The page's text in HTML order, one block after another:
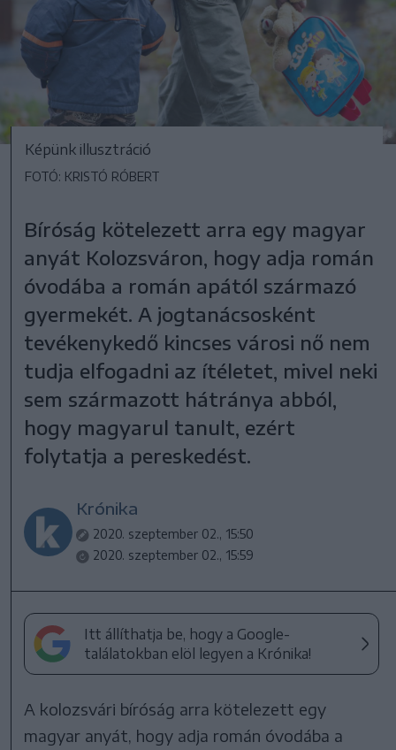
Képünk illusztráció
FOTÓ: KRISTÓ RÓBERT
Bíróság kötelezett arra egy magyar
anyát Kolozsváron, hogy adja román
óvodába a román apától származó
gyermekét. A jogtanácsosként
tevékenykedő kincses városi nő nem
tudja elfogadni az ítéletet, mivel neki
sem származott hátránya abból,
hogy magyarul tanult, ezért
folytatja a pereskedést.
Krónika
2020. szeptember 02., 15:50
2020. szeptember 02., 15:59
Itt állíthatja be, hogy a Google-
találatokban elöl legyen a Krónika!
A kolozsvári bíróság arra kötelezett egy
magyar anyát, hogy adja román óvodába a